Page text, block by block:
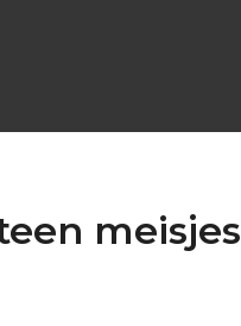
meisjes